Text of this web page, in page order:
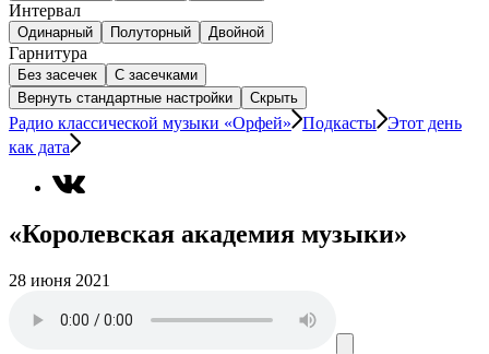
Интервал
Одинарный Полуторный Двойной
Гарнитура
Без засечек
С засечками
Вернуть стандартные настройки
Скрыть
Радио классической музыки «Орфей» Подкасты Этот день
как дата
«Королевская академия музыки»
28 июня 2021